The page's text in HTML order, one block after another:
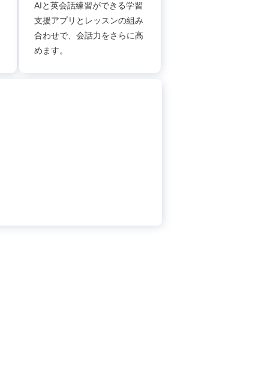
AIと英会話練習ができる学習
支援アプリとレッスンの組み
合わせで、会話力をさらに高
めます。